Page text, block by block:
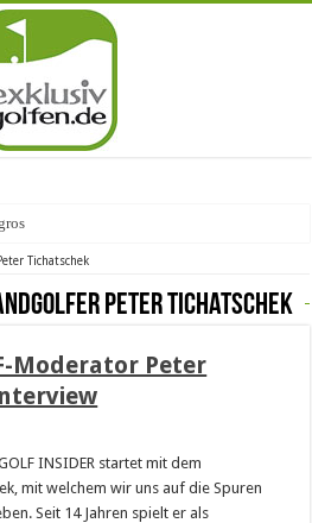
er
Tichatschek
Peter Tichatschek
Moderator Peter
INSIDER startet mit dem
mit welchem wir uns auf die Spuren
Seit 14 Jahren spielt er als